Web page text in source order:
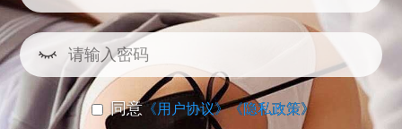
同意《用户协议》《隐私政策》